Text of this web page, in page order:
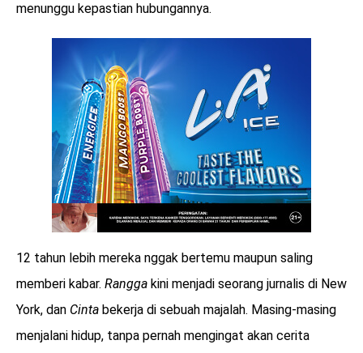
menarik
menunggu kepastian hubungannya.
12 tahun lebih mereka nggak bertemu maupun saling
memberi kabar. Rangga kini menjadi seorang jurnalis di New
York, dan Cinta bekerja di sebuah majalah. Masing-masing
menjalani hidup, tanpa pernah mengingat akan cerita